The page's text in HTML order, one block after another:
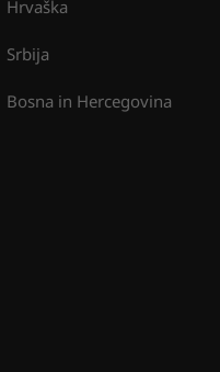
Hrvaška
Srbija
Bosna in Hercegovina